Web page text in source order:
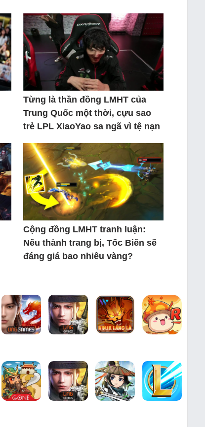
Từng là thần đồng LMHT của
Trung Quốc một thời, cựu sao
trẻ LPL XiaoYao sa ngã vì tệ nạn
Cộng đồng LMHT tranh luận:
Nếu thành trang bị, Tốc Biến sẽ
đáng giá bao nhiêu vàng?